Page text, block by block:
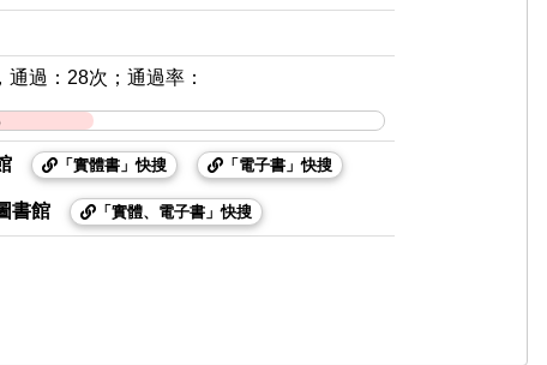
過：28次；通過率：
「實體書」快搜 「電子書」快搜
書館 「實體、電子書」快搜